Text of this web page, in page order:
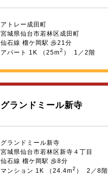
アトレー成田町
宮城県仙台市若林区成田町
仙石線 榴ケ岡駅 歩21分
アパート 1K （25m2 ） 1／2階
グランドミール新寺
グランドミール新寺
宮城県仙台市若林区新寺４丁目
仙石線 榴ケ岡駅 歩8分
マンション 1K （24.4m2 ） 2／8階